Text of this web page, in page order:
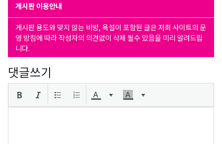
게시판 이용안내
게시판 용도와 맞지 않는 비방, 욕설이 포함된 글은 저희 사이트의 운
영 방침에 따라 작성자의 의견없이 삭제 될수 있음을 미리 알려드립
니다.
댓글쓰기